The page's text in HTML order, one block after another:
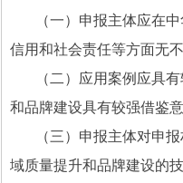
（一）申报主体应在
信用和社会责任等方面无不
（二）应用案例应具
和品牌建设具有较强借鉴
（三）申报主体对申
域质量提升和品牌建设的